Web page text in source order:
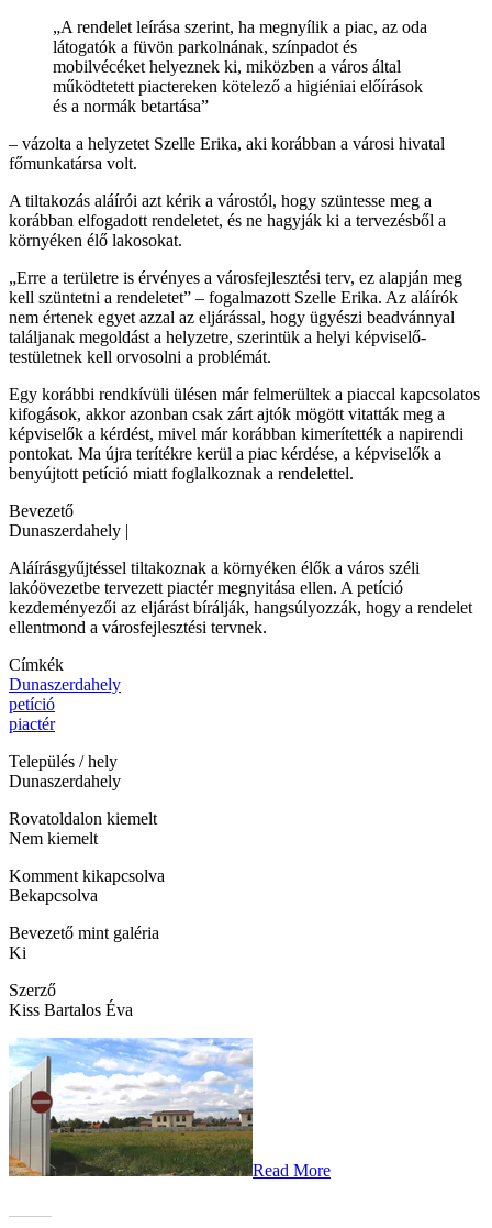
„A rendelet leírása szerint, ha megnyílik a piac, az oda
látogatók a füvön parkolnának, színpadot és
mobilvécéket helyeznek ki, miközben a város által
működtetett piactereken kötelező a higiéniai előírások
és a normák betartása”
– vázolta a helyzetet Szelle Erika, aki korábban a városi hivatal
főmunkatársa volt.
A tiltakozás aláírói azt kérik a várostól, hogy szüntesse meg a
korábban elfogadott rendeletet, és ne hagyják ki a tervezésből a
környéken élő lakosokat.
„Erre a területre is érvényes a városfejlesztési terv, ez alapján meg
kell szüntetni a rendeletet” – fogalmazott Szelle Erika. Az aláírók
nem értenek egyet azzal az eljárással, hogy ügyészi beadvánnyal
találjanak megoldást a helyzetre, szerintük a helyi képviselő-
testületnek kell orvosolni a problémát.
Egy korábbi rendkívüli ülésen már felmerültek a piaccal kapcsolatos
kifogások, akkor azonban csak zárt ajtók mögött vitatták meg a
képviselők a kérdést, mivel már korábban kimerítették a napirendi
pontokat. Ma újra terítékre kerül a piac kérdése, a képviselők a
benyújtott petíció miatt foglalkoznak a rendelettel.
Bevezető
Dunaszerdahely |
Aláírásgyűjtéssel tiltakoznak a környéken élők a város széli
lakóövezetbe tervezett piactér megnyitása ellen. A petíció
kezdeményezői az eljárást bírálják, hangsúlyozzák, hogy a rendelet
ellentmond a városfejlesztési tervnek.
Címkék
Dunaszerdahely
petíció
piactér
Település / hely
Dunaszerdahely
Rovatoldalon kiemelt
Nem kiemelt
Komment kikapcsolva
Bekapcsolva
Bevezető mint galéria
Ki
Szerző
Kiss Bartalos Éva
Read More